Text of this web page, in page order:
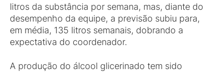
litros da substância por semana, mas, diante do
desempenho da equipe, a previsão subiu para,
em média, 135 litros semanais, dobrando a
expectativa do coordenador.
A produção do álcool glicerinado tem sido